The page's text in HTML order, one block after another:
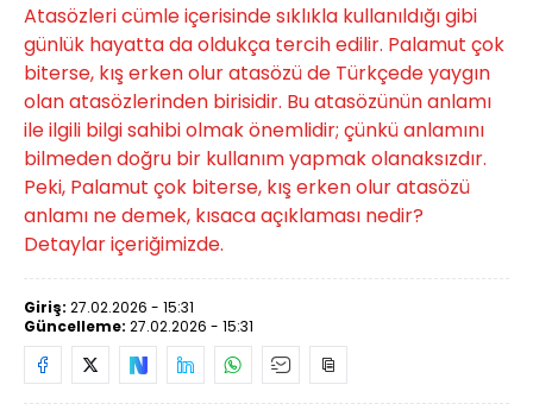
Atasözleri cümle içerisinde sıklıkla kullanıldığı gibi
günlük hayatta da oldukça tercih edilir. Palamut çok
biterse, kış erken olur atasözü de Türkçede yaygın
olan atasözlerinden birisidir. Bu atasözünün anlamı
ile ilgili bilgi sahibi olmak önemlidir; çünkü anlamını
bilmeden doğru bir kullanım yapmak olanaksızdır.
Peki, Palamut çok biterse, kış erken olur atasözü
anlamı ne demek, kısaca açıklaması nedir?
Detaylar içeriğimizde.
Giriş: 27.02.2026 - 15:31
Güncelleme: 27.02.2026 - 15:31